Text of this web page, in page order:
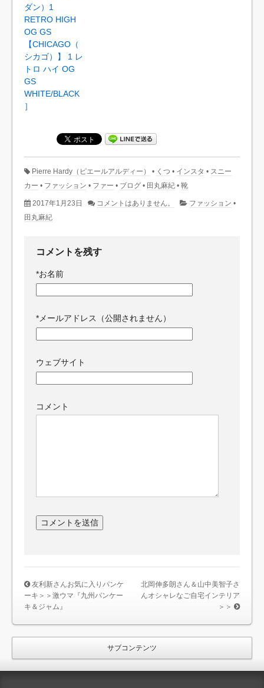
ダン）1
RETRO HIGH
OG GS
【CHICAGO（
シカゴ）】 1 レ
トロ ハイ OG
GS
WHITE/BLACK
］
Pierre Hardy（ピエールアルディー） • くつ • インスタ • スニー
カー • ファッション • ファー • ブログ • 田丸麻紀 • 靴
2017年1月23日 コメントはありません。 ファッション •
田丸麻紀
コメントを残す
*お名前
* メールアドレス（公開されません）
ウェブサイト
コメント
友利新さんお気に入りパンケ
ーキ＞＞激ウマ『九州パンケー
キ＆ジャム』
北岡伸多朗さん＆山中美智子さ
んオシャレなご自宅インテリア
＞＞
サブコンテンツ